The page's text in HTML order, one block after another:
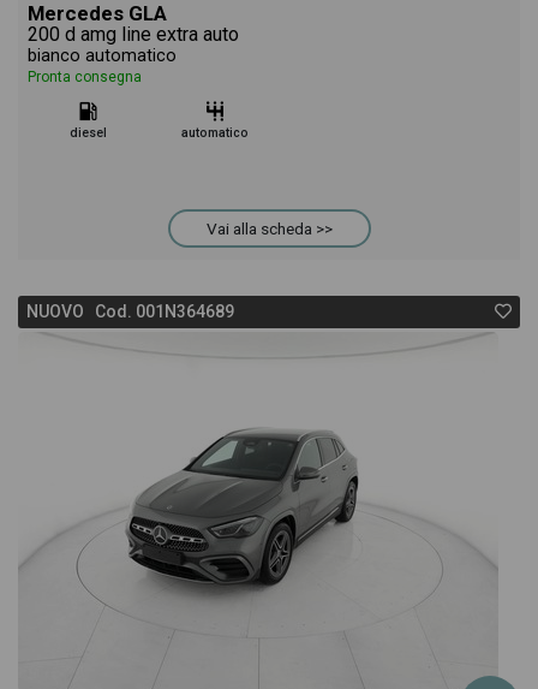
Mercedes GLA
200 d amg line extra auto
bianco automatico
Pronta consegna
diesel automatico
Vai alla scheda >>
NUOVO Cod. 001N364689